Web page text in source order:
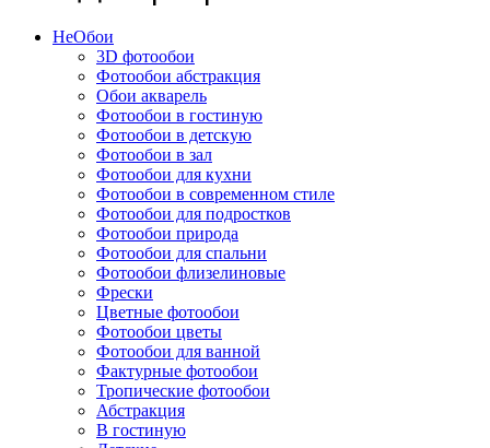
НеОбои
3D фотообои
Фотообои абстракция
Обои акварель
Фотообои в гостиную
Фотообои в детскую
Фотообои в зал
Фотообои для кухни
Фотообои в современном стиле
Фотообои для подростков
Фотообои природа
Фотообои для спальни
Фотообои флизелиновые
Фрески
Цветные фотообои
Фотообои цветы
Фотообои для ванной
Фактурные фотообои
Тропические фотообои
Абстракция
В гостиную